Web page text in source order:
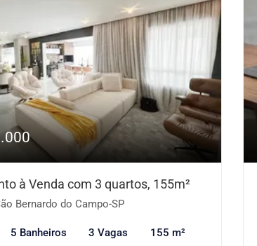
à Venda com 3 quartos, 155m²
Bernardo do Campo-SP
5 Banheiros 3 Vagas 155 m²